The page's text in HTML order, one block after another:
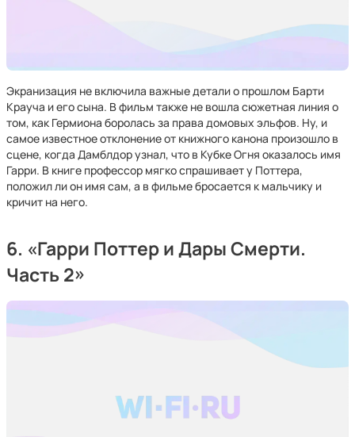
Экранизация не включила важные детали о прошлом Барти
Крауча и его сына. В фильм также не вошла сюжетная линия о
том, как Гермиона боролась за права домовых эльфов. Ну, и
самое известное отклонение от книжного канона произошло в
сцене, когда Дамблдор узнал, что в Кубке Огня оказалось имя
Гарри. В книге профессор мягко спрашивает у Поттера,
положил ли он имя сам, а в фильме бросается к мальчику и
кричит на него.
6. «Гарри Поттер и Дары Смерти.
Часть 2»